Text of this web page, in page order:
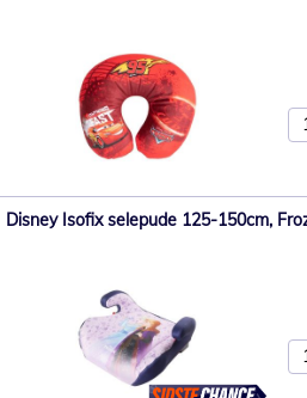
Disney Isofix selepude 125-150cm,